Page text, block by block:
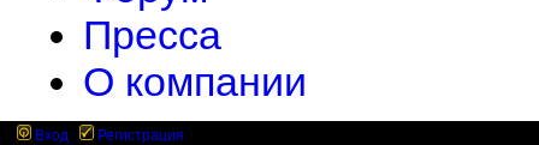
Пресса
О компании
Вход Регистрация